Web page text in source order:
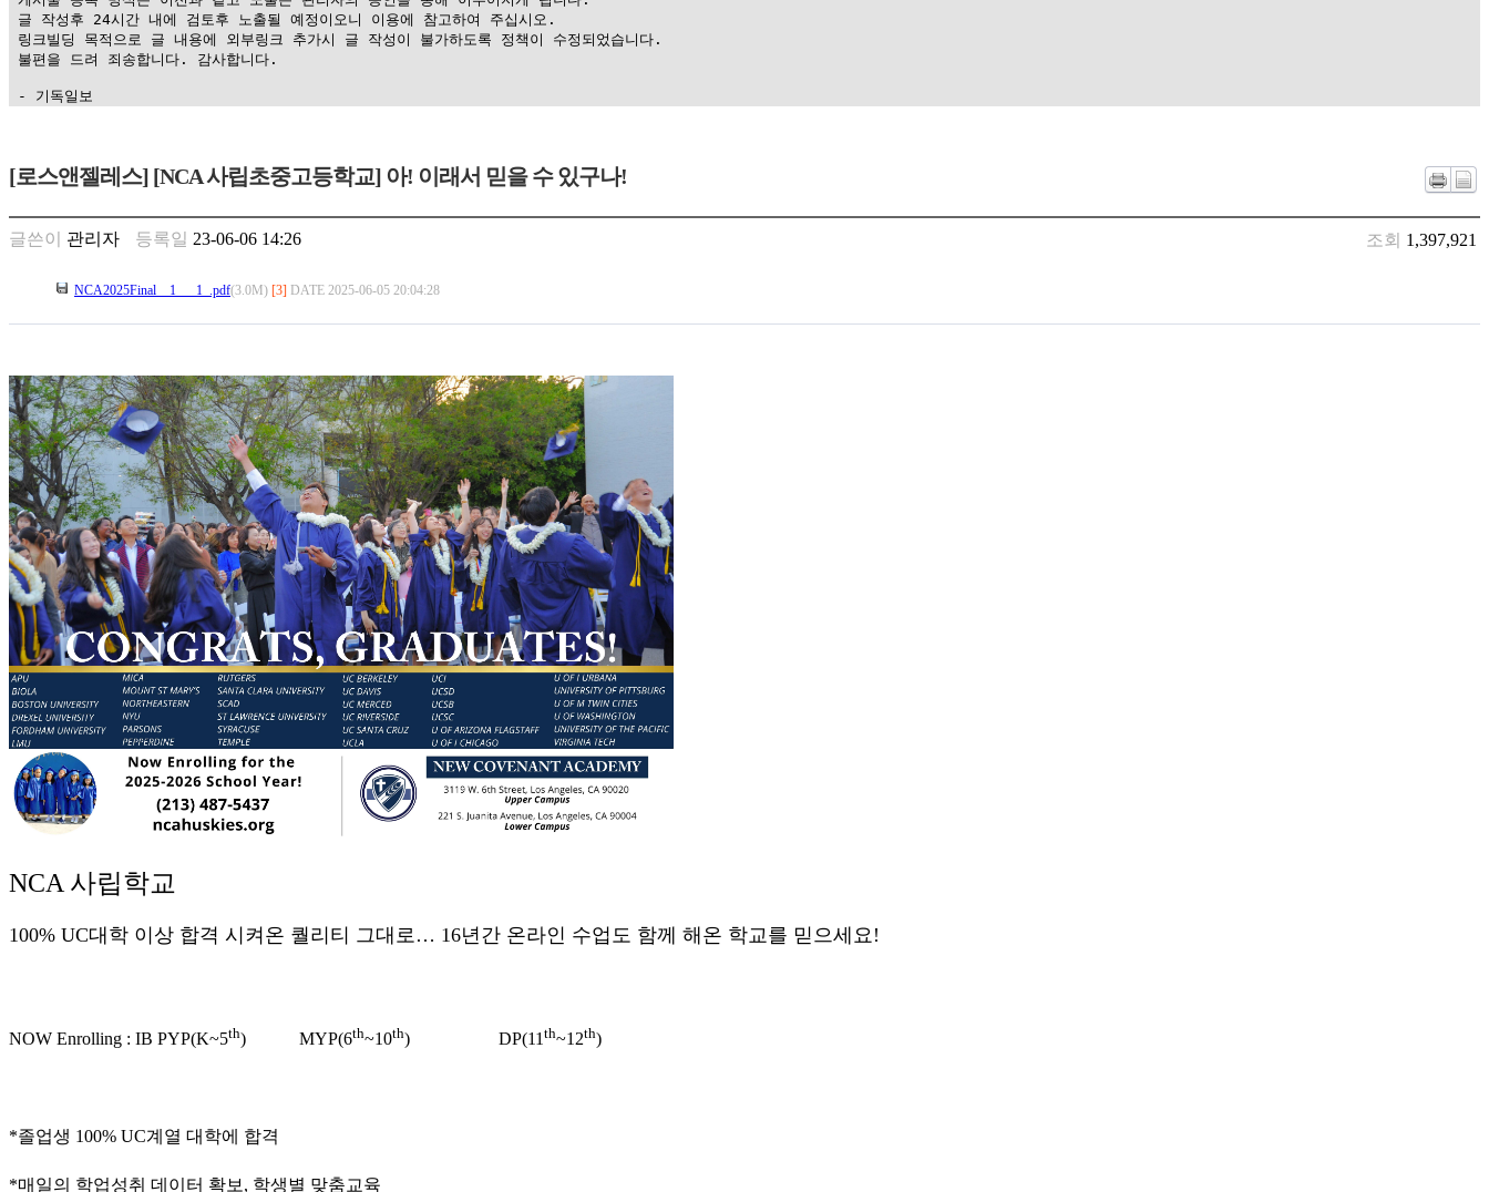
글 작성후 24시간 내에 검토후 노출될 예정이오니 이용에 참고하여 주십시오.
링크빌딩 목적으로 글 내용에 외부링크 추가시 글 작성이 불가하도록 정책이 수정되었습니다.
불편을 드려 죄송합니다. 감사합니다.
- 기독일보
만
찾
기
키
넷
주
소
minky
합
체
출
장
안
마
러
브
약
국
주
야
우
즐
비
아
프
구
부
치
[로스앤젤레스] [NCA 사립초중고등학교] 아! 이래서 믿을 수 있구나!
글쓴이 관리자 등록일 23-06-06 14:26 조회 1,397,921
NCA2025Final__1___1_.pdf(3.0M) [3] DATE 2025-06-05 20:04:28
NCA 사립학교
100% UC대학 이상 합격 시켜온 퀄리티 그대로 … 16년간 온라인 수업도 함께 해온 학교를 믿으세요 !
NOW Enrolling : IB PYP(K~5th) MYP(6th~10th) DP(11 th~12th)
*졸업생 100% UC계열 대학에 합격
*매일의 학업성취 데이터 확보 , 학생별 맞춤교육